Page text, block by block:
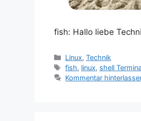
fish: Hallo liebe
Kategorien
Linux,Technik
Schlagwörter
fish, linux, shell
Kommentar